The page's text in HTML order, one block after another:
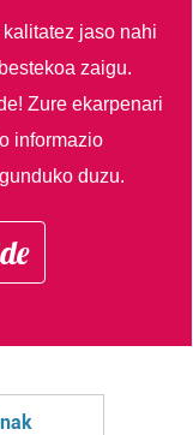
jaso nahi
zaigu.
Zure ekarpenari
informazio
duzu.